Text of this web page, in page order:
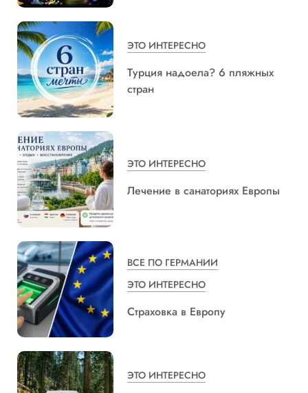
ЭТО ИНТЕРЕСНО
Турция надоела? 6 пляжных
стран
ЭТО ИНТЕРЕСНО
Лечение в санаториях Европы
ВСЕ ПО ГЕРМАНИИ
ЭТО ИНТЕРЕСНО
Страховка в Европу
ЭТО ИНТЕРЕСНО